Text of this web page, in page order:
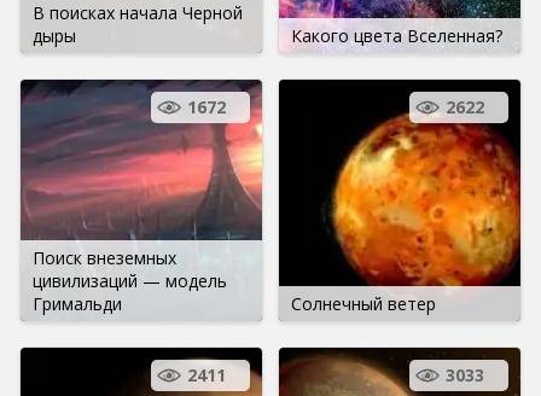
В поисках начала Черной
дыры
Какого цвета Вселенная?
Поиск внеземных
цивилизаций — модель
Гримальди
1672
Солнечный ветер
2622
2411 3033